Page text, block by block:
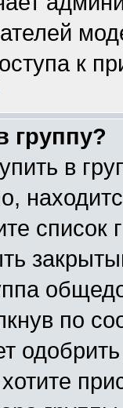
к
группу?
в
список
по